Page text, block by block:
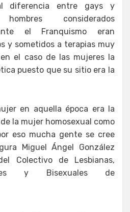
diferencia entre gays y
considerados
el Franquismo eran
y sometidos a terapias muy
el caso de las mujeres la
puesto que su sitio era la
en aquella época era la
la mujer homosexual como
eso mucha gente se cree
Miguel Ángel González
Colectivo de Lesbianas,
y Bisexuales de